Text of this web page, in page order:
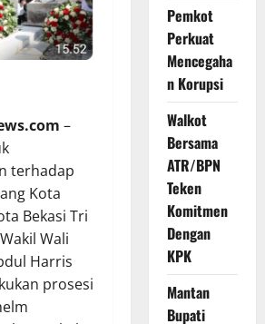
–
terhadap
Kota
Bekasi Tri
Wali
Harris
prosesi
Pemkot
Perkuat
Mencegaha
n Korupsi
Walkot
Bersama
ATR/BPN
Teken
Komitmen
Dengan
KPK
Mantan
Bupati